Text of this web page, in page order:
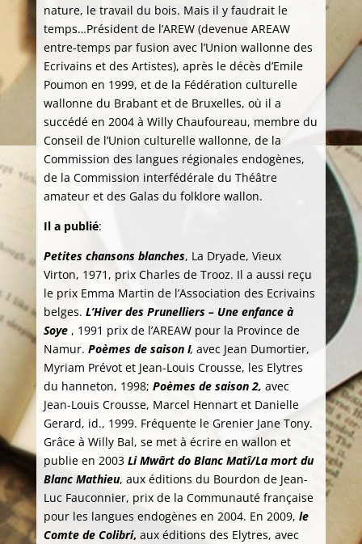
nature, le travail du bois. Mais il y faudrait le
temps…Président de l’AREW (devenue AREAW
entre-temps par fusion avec l’Union wallonne des
Ecrivains et des Artistes), après le décès d’Emile
Poumon en 1999, et de la Fédération culturelle
wallonne du Brabant et de Bruxelles, où il a
succédé en 2004 à Willy Chaufoureau, membre du
Conseil de l’Union culturelle wallonne, de la
Commission des langues régionales endogènes,
de la Commission interfédérale du Théâtre
amateur et des Galas du folklore wallon.
Il a publié:
Petites chansons blanches, La Dryade, Vieux
Virton, 1971, prix Charles de Trooz. Il a aussi reçu
le prix Emma Martin de l’Association des Ecrivains
belges. L’Hiver des Prunelliers – Une enfance à
Soye, 1991 prix de l’AREAW pour la Province de
Namur. Poèmes de saison I, avec Jean Dumortier,
Myriam Prévot et Jean-Louis Crousse, les Elytres
du hanneton, 1998; Poèmes de saison 2, avec
Jean-Louis Crousse, Marcel Hennart et Danielle
Gerard, id., 1999. Fréquente le Grenier Jane Tony.
Grâce à Willy Bal, se met à écrire en wallon et
publie en 2003 Li Mwârt do Blanc Matî/La mort du
Blanc Mathieu, aux éditions du Bourdon de Jean-
Luc Fauconnier, prix de la Communauté française
pour les langues endogènes en 2004. En 2009, le
Comte de Colibri, aux éditions des Elytres, avec